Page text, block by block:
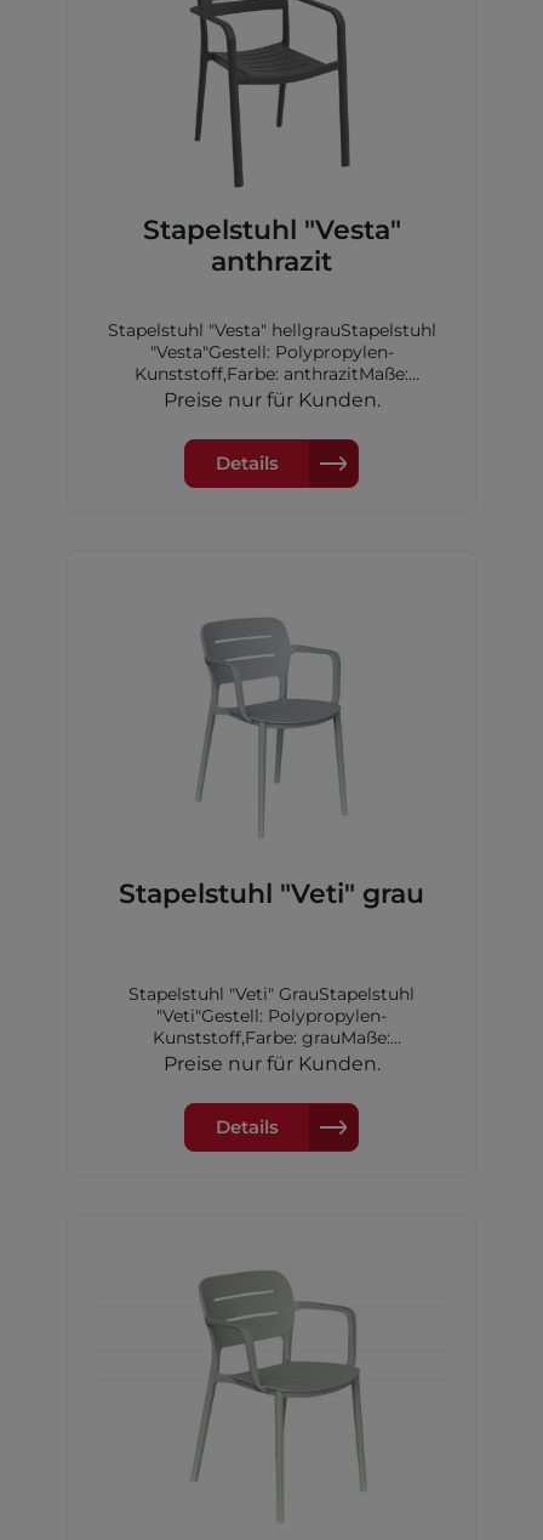
Stapelstuhl "Vesta"
anthrazit
Stapelstuhl "Vesta" hellgrauStapelstuhl
"Vesta"Gestell: Polypropylen-
Kunststoff,Farbe: anthrazitMaße:
57x55x84cm
Preise nur für Kunden.
Details
Stapelstuhl "Veti" grau
Stapelstuhl "Veti" GrauStapelstuhl
"Veti"Gestell: Polypropylen-
Kunststoff,Farbe: grauMaße:
52,5x53x79cm
Preise nur für Kunden.
Details